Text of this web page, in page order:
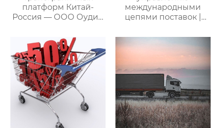
платформ Китай-
Россия — ООО Оудин
международными
цепями поставок
международными
цепями поставок |
услуги для полного
цикла
посреднических
закупок Китай-Россия